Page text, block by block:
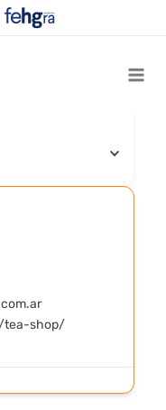
tea-shop/